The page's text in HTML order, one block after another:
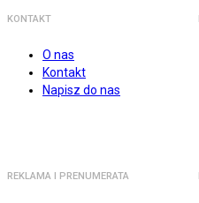
KONTAKT
O nas
Kontakt
Napisz do nas
REKLAMA I PRENUMERATA